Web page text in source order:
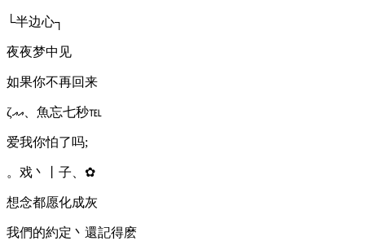
└半边心┐
夜夜梦中见
如果你不再回来
ζއއ、魚忘七秒℡
爱我你怕了吗;
。戏丶丨子、✿
想念都愿化成灰
我們的約定丶還記得麽